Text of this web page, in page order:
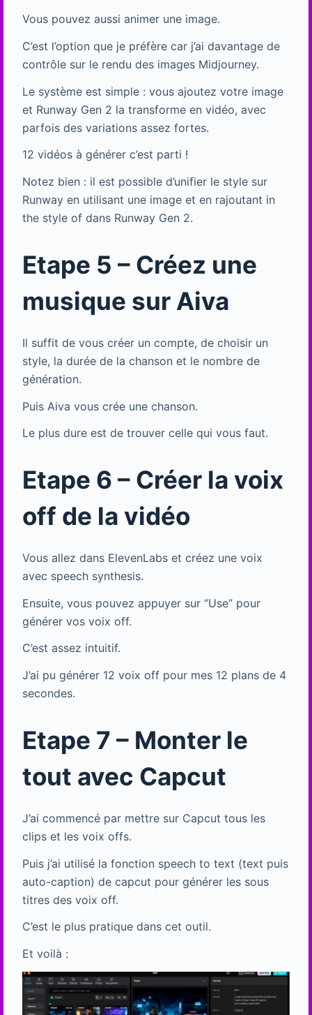
Vous pouvez aussi animer une image.
C’est l’option que je préfère car j’ai davantage de
contrôle sur le rendu des images Midjourney.
Le système est simple : vous ajoutez votre image
et Runway Gen 2 la transforme en vidéo, avec
parfois des variations assez fortes.
12 vidéos à générer c’est parti !
Notez bien : il est possible d’unifier le style sur
Runway en utilisant une image et en rajoutant in
the style of dans Runway Gen 2.
Etape 5 – Créez une
musique sur Aiva
Il suffit de vous créer un compte, de choisir un
style, la durée de la chanson et le nombre de
génération.
Puis Aiva vous crée une chanson.
Le plus dure est de trouver celle qui vous faut.
Etape 6 – Créer la voix
off de la vidéo
Vous allez dans ElevenLabs et créez une voix
avec speech synthesis.
Ensuite, vous pouvez appuyer sur “Use” pour
générer vos voix off.
C’est assez intuitif.
J’ai pu générer 12 voix off pour mes 12 plans de 4
secondes.
Etape 7 – Monter le
tout avec Capcut
J’ai commencé par mettre sur Capcut tous les
clips et les voix offs.
Puis j’ai utilisé la fonction speech to text (text puis
auto-caption) de capcut pour générer les sous
titres des voix off.
C’est le plus pratique dans cet outil.
Et voilà :